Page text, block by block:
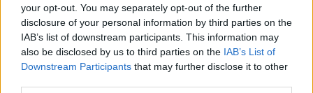
your opt-out. You may separately opt-out of the further
disclosure of your personal information by third parties on the
IAB’s list of downstream participants. This information may
also be disclosed by us to third parties on the IAB’s List of
Downstream Participants that may further disclose it to other